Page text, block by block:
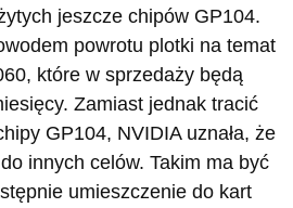
jeszcze chipów GP104.
powrotu plotki na temat
które w sprzedaży będą
Zamiast jednak tracić
GP104, NVIDIA uznała, że
innych celów. Takim ma być
umieszczenie do kart